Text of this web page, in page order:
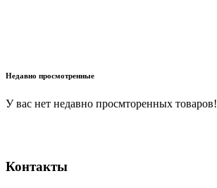
Недавно просмотренные
У вас нет недавно просмторенных товаров!
Контакты